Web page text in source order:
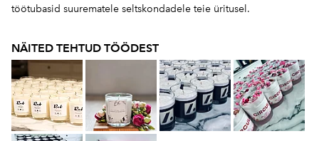
töötubasid suurematele seltskondadele teie üritusel.
NÄITED TEHTUD TÖÖDEST